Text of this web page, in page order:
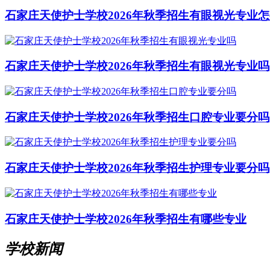
石家庄天使护士学校2026年秋季招生有眼视光专业
石家庄天使护士学校2026年秋季招生有眼视光专业吗
石家庄天使护士学校2026年秋季招生口腔专业要分吗
石家庄天使护士学校2026年秋季招生护理专业要分吗
石家庄天使护士学校2026年秋季招生有哪些专业
学校新闻